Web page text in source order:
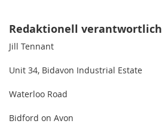
Redaktionell verantwortlich
Jill Tennant
Unit 34, Bidavon Industrial Estate
Waterloo Road
Bidford on Avon